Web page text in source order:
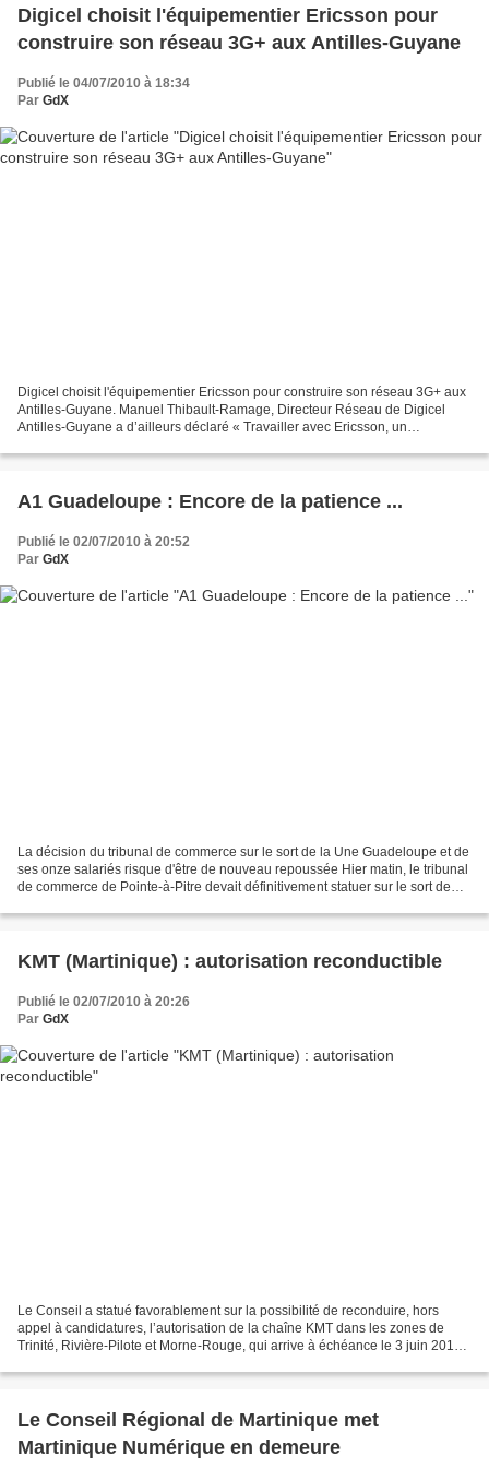
Digicel choisit l'équipementier Ericsson pour
construire son réseau 3G+ aux Antilles-Guyane
Publié le 04/07/2010 à 18:34
Par GdX
Digicel choisit l'équipementier Ericsson pour construire son réseau 3G+ aux
Antilles-Guyane. Manuel Thibault-Ramage, Directeur Réseau de Digicel
Antilles-Guyane a d’ailleurs déclaré « Travailler avec Ericsson, un
A1 Guadeloupe : Encore de la patience ...
Publié le 02/07/2010 à 20:52
Par GdX
La décision du tribunal de commerce sur le sort de la Une Guadeloupe et de
ses onze salariés risque d'être de nouveau repoussée Hier matin, le tribunal
de commerce de Pointe-à-Pitre devait définitivement statuer sur le sort de
KMT (Martinique) : autorisation reconductible
Publié le 02/07/2010 à 20:26
Par GdX
Le Conseil a statué favorablement sur la possibilité de reconduire, hors
appel à candidatures, l’autorisation de la chaîne KMT dans les zones de
Trinité, Rivière-Pilote et Morne-Rouge, qui arrive à échéance le 3 juin 2011.
Le Conseil Régional de Martinique met
Martinique Numérique en demeure